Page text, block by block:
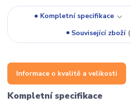
Kompletní specifikace
Související zboží
Informace o kvalitě a velikosti
Kompletní specifikace